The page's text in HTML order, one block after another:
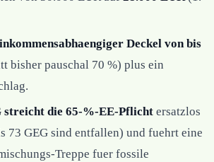
Deckel von bis
bisher pauschal 70 %) plus ein
streicht die 65-%-EE-Pflicht ersatzlos
73 GEG sind entfallen) und fuehrt eine
Treppe fuer fossile